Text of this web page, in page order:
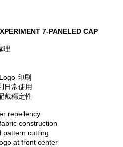
7-PANELED CAP
理
印刷
日常使用
戴穩定性
repellency
construction
pattern cutting
at front center